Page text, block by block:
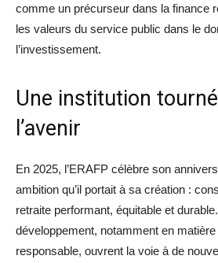
comme un précurseur dans la finance
les valeurs du service public dans le
l’investissement.
Une institution
l’avenir
En 2025, l’ERAFP célèbre son
ambition qu’il portait à sa création :
retraite performant, équitable et
développement, notamment en
responsable, ouvrent la voie à de